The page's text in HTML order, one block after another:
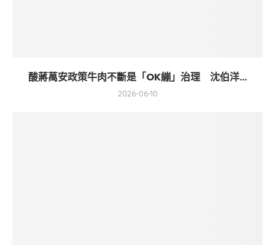
酸蔣萬安政策牛肉不斷是「OK繃」治理 沈伯洋...
2026-06-10